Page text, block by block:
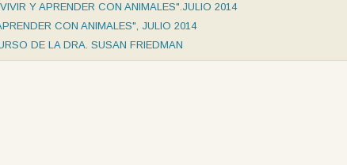
Y APRENDER CON ANIMALES".JULIO 2014
CON ANIMALES", JULIO 2014
DE LA DRA. SUSAN FRIEDMAN